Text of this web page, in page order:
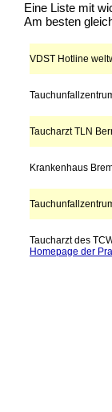
Eine Liste mit
Am besten
VDST Hotline
Taucharzt TLN
Krankenhaus
Taucharzt des
Homepage der